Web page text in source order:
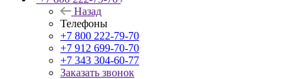
Назад
Телефоны
+7 800 222-79-70
+7 912 699-70-70
+7 343 304-60-77
Заказать звонок